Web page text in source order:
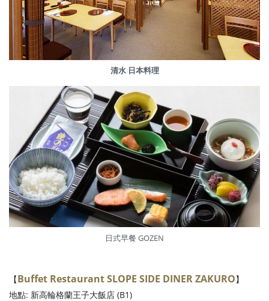
清水 日本料理
日式早餐 GOZEN
【Buffet Restaurant SLOPE SIDE DINER ZAKURO】
地點: 新高輪格蘭王子大飯店 (B1)